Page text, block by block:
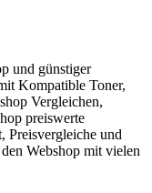
und günstiger
Kompatible Toner,
Vergleichen,
preiswerte
Preisvergleiche und
Webshop mit vielen